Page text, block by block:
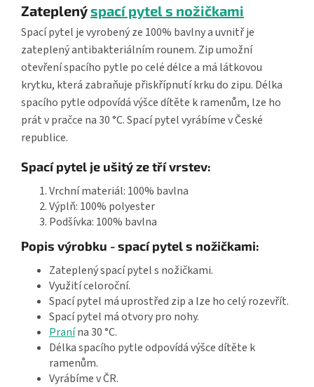
Zateplenýspací pytel s nožičkami
Spací pytel je vyrobený ze 100% bavlny a uvnitř je
zateplený antibakteriálním rounem. Zip umožní
otevření spacího pytle po celé délce a má látkovou
krytku, která zabraňuje přiskřípnutí krku do zipu. Délka
spacího pytle odpovídá výšce dítěte k ramenům, lze ho
prát v pračce na 30 °C. Spací pytel vyrábíme v České
republice.
Spací pytel je ušitý ze tří vrstev:
Vrchní materiál: 100% bavlna
Výplň: 100% polyester
Podšívka: 100% bavlna
Popis výrobku - spací pytel s nožičkami:
Zateplený spací pytel s nožičkami.
Využití celoroční.
Spací pytel má uprostřed zip a lze ho celý rozevřít.
Spací pytel má otvory pro nohy.
Pranína 30 °C.
Délka spacího pytle odpovídá výšce dítěte k
ramenům.
Vyrábíme v ČR.